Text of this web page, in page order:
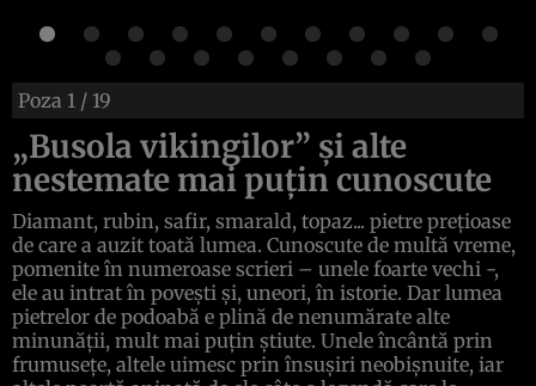
Poza 1 / 19
„Busola vikingilor” şi alte
nestemate mai puţin cunoscute
Diamant, rubin, safir, smarald, topaz... pietre preţioase
de care a auzit toată lumea. Cunoscute de multă vreme,
pomenite în numeroase scrieri – unele foarte vechi -,
ele au intrat în poveşti şi, uneori, în istorie. Dar lumea
pietrelor de podoabă e plină de nenumărate alte
minunăţii, mult mai puţin ştiute. Unele încântă prin
frumuseţe, altele uimesc prin însuşiri neobişnuite, iar